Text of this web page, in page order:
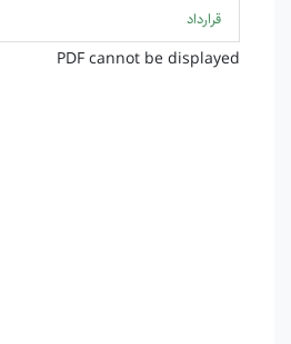
قرارداد
PDF cannot be displayed